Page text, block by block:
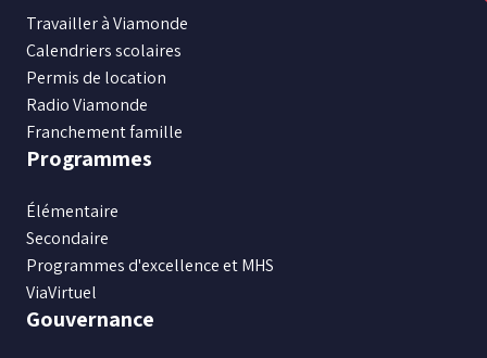
sur
sur
sur
sur
Travailler à Viamonde
Calendriers scolaires
Permis de location
Radio Viamonde
Franchement famille
Programmes
Élémentaire
Secondaire
Programmes d'excellence et MHS
ViaVirtuel
Gouvernance